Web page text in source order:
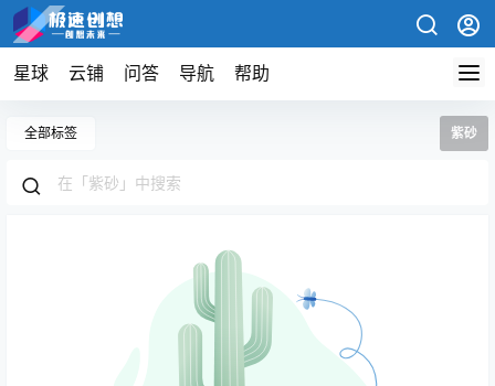
星球 云铺 问答 导航 帮助
全部标签 紫砂